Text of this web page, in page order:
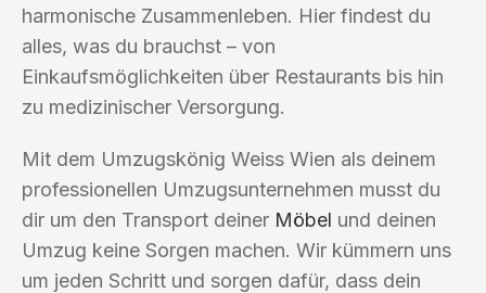
harmonische Zusammenleben. Hier findest du
alles, was du brauchst – von
Einkaufsmöglichkeiten über Restaurants bis hin
zu medizinischer Versorgung.
Mit dem Umzugskönig Weiss Wien als deinem
professionellen Umzugsunternehmen musst du
dir um den Transport deiner Möbel und deinen
Umzug keine Sorgen machen. Wir kümmern uns
um jeden Schritt und sorgen dafür, dass dein